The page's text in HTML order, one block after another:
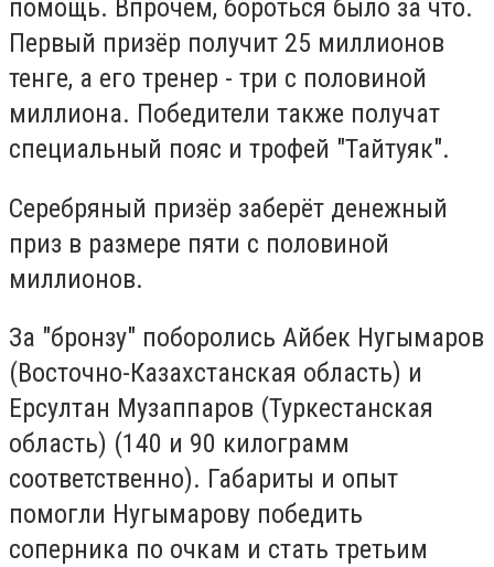
помощь. Впрочем, бороться было за что.
Первый призёр получит 25 миллионов
тенге, а его тренер - три с половиной
миллиона. Победители также получат
специальный пояс и трофей "Тайтуяк".
Серебряный призёр заберёт денежный
приз в размере пяти с половиной
миллионов.
За "бронзу" поборолись Айбек Нугымаров
(Восточно-Казахстанская область) и
Ерсултан Музаппаров (Туркестанская
область) (140 и 90 килограмм
соответственно). Габариты и опыт
помогли Нугымарову победить
соперника по очкам и стать третьим